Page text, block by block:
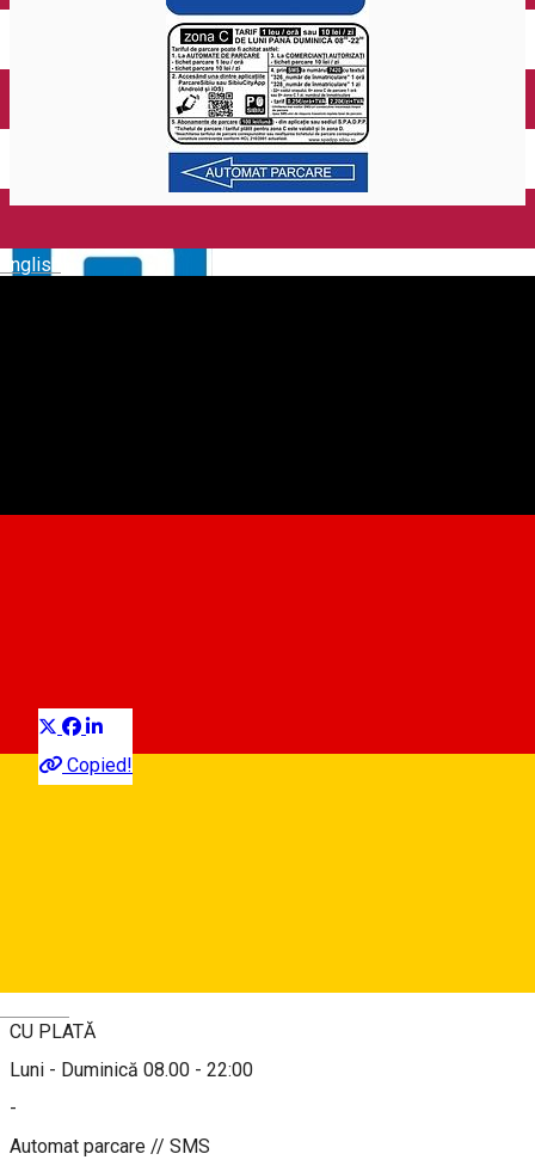
English
(tronson str. Revoluției - str.
Copied!
CU PLATĂ
Luni - Duminică 08.00 - 22:00
-
Automat parcare // SMS